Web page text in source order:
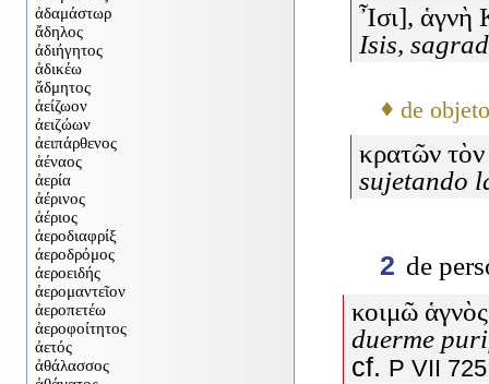
Ἶσι], ἁγνὴ
Isis,
♦ de
κρατῶν τὸν
sujetando
2 de
κοιμῶ
duerme
cf. P VII 725